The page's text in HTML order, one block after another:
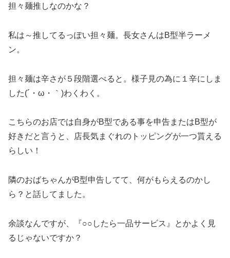
担々麺推しなのかな？
私は～推してるっぽい担々麺。長女さんはB型半ラーメ
ン。
担々麺は辛さが５段階選べると。様子見の為に１辛にしま
した(´・ω・｀)わくわく。
こちらのお店では自身がB型である事を申告またはB型が
好きだと言うと、店長気まぐれのトッピングが一つ貰える
らしい！
隣のおばちゃんがB型申告してて、何がもらえるのかし
ら？と話してました。
余談なんですが、『○○したら一品サービス』とかよく見
るじゃないですか？